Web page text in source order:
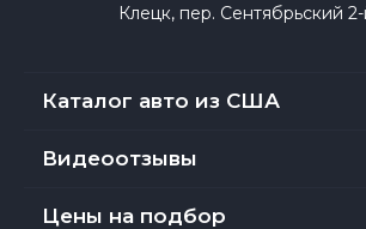
Клецк, пер. Сентябрьский 2-
Каталог авто из США
Видеоотзывы
Цены на подбор